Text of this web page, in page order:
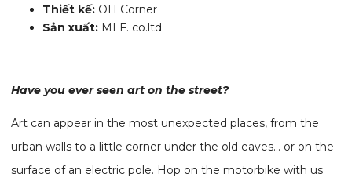
Thiết kế: OH Corner
Sản xuất: MLF. co.ltd
Have you ever seen art on the street?
Art can appear in the most unexpected places, from the
urban walls to a little corner under the old eaves… or on the
surface of an electric pole. Hop on the motorbike with us